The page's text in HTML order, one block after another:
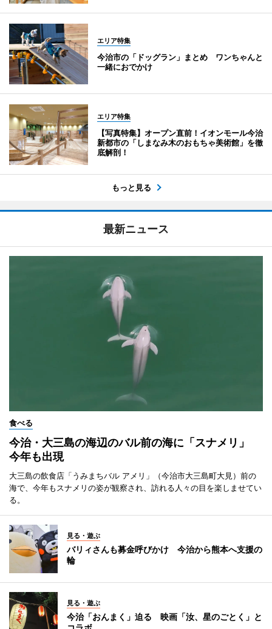
エリア特集
今治市の「ドッグラン」まとめ ワンちゃんと
一緒におでかけ
エリア特集
【写真特集】オープン直前！イオンモール今治
新都市の「しまなみ木のおもちゃ美術館」を徹
底解剖！
もっと見る
最新ニュース
食べる
今治・大三島の海辺のバル前の海に「スナメリ」
今年も出現
大三島の飲食店「うみまちバル アメリ」（今治市大三島町大見）前の
海で、今年もスナメリの姿が観察され、訪れる人々の目を楽しませてい
る。
見る・遊ぶ
バリィさんも募金呼びかけ 今治から熊本へ支援の
輪
見る・遊ぶ
今治「おんまく」迫る 映画「汝、星のごとく」と